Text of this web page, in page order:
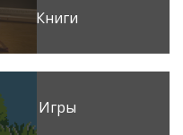
Книги
Игры